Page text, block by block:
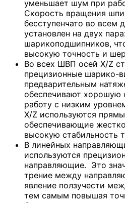
уменьшает шум при
Скорость вращения
бесступенчато во всем
установлен на двух
шарикоподшипников,
высокую точность и
Во всех ШВП осей X/Z
прецизионные шарико-
предварительным
обеспечивают хорошую
работу с низким
X/Z используются
обеспечивающие
высокую стабильность
В линейных
используются
направляющие. Это
трение между
явление ползучести
тем самым повышая